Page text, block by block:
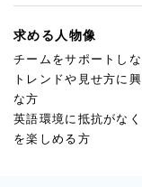
求める人物像
チームをサポートし
トレンドや見せ方に
な方
英語環境に抵抗がな
を楽しめる方